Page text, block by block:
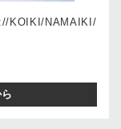
KOIKI/NAMAIKI/